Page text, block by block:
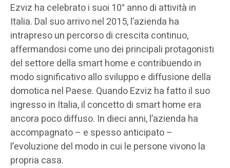
Ezviz ha celebrato i suoi 10° anno di attività in
Italia. Dal suo arrivo nel 2015, l’azienda ha
intrapreso un percorso di crescita continuo,
affermandosi come uno dei principali protagonisti
del settore della smart home e contribuendo in
modo significativo allo sviluppo e diffusione della
domotica nel Paese. Quando Ezviz ha fatto il suo
ingresso in Italia, il concetto di smart home era
ancora poco diffuso. In dieci anni, l’azienda ha
accompagnato – e spesso anticipato –
l’evoluzione del modo in cui le persone vivono la
propria casa.